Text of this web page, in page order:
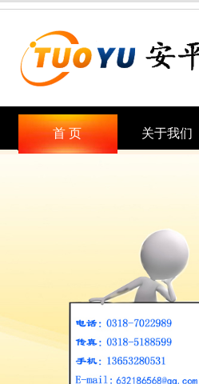
首 页 关于我们